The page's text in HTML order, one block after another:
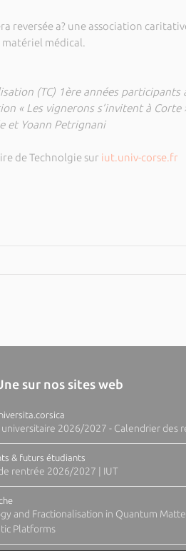
reversée a? une association
médical.
(TC) 1ère années participants
« Les vignerons s’invitent à Corte
et Yoann Petrignani
de Technolgie sur iut.univ-corse.fr
sur nos sites web
2026/2027 - Calendrier des
& futurs étudiants
rentrée 2026/2027 | IUT
and Fractionalisation in Quantum
Platforms